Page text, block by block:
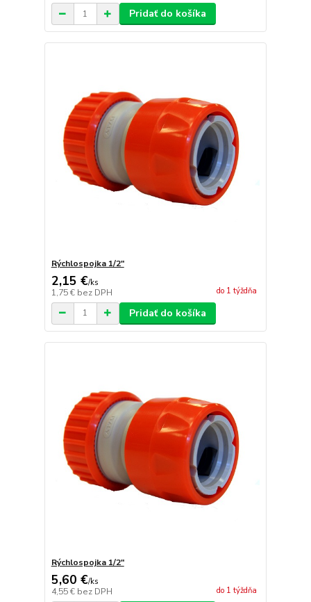
Pridať do košíka
Rýchlospojka 1/2"
2,15 €/ks
1,75 € bez DPH do 1 týždňa
Pridať do košíka
Rýchlospojka 1/2"
5,60 €/ks
4,55 € bez DPH do 1 týždňa